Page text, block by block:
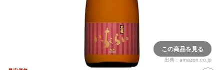
この商品を見る
出典： amazon.co.jp